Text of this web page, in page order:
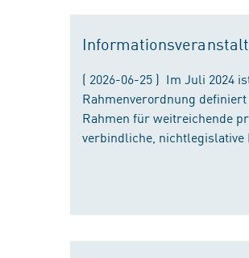
( 2026-06-25 ) Im Juli 2024
Rahmenverordnung
Rahmen für weitreichende
verbindliche, nichtlegislative